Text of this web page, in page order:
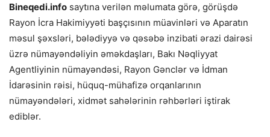
Bineqedi.info saytına verilən məlumata görə, görüşdə
Rayon İcra Hakimiyyəti başçısının müavinləri və Aparatın
məsul şəxsləri, bələdiyyə və qəsəbə inzibati ərazi dairəsi
üzrə nümayəndəliyin əməkdaşları, Bakı Nəqliyyat
Agentliyinin nümayəndəsi, Rayon Gənclər və İdman
İdarəsinin rəisi, hüquq-mühafizə orqanlarının
nümayəndələri, xidmət sahələrinin rəhbərləri iştirak
ediblər.